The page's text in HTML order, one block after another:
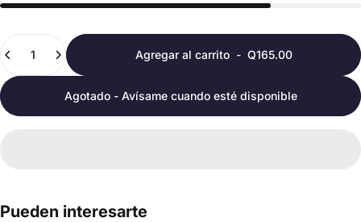
Cantidad
Agregar al carrito- Q165.00
Agotado - Avísame cuando esté disponible
Pueden interesarte